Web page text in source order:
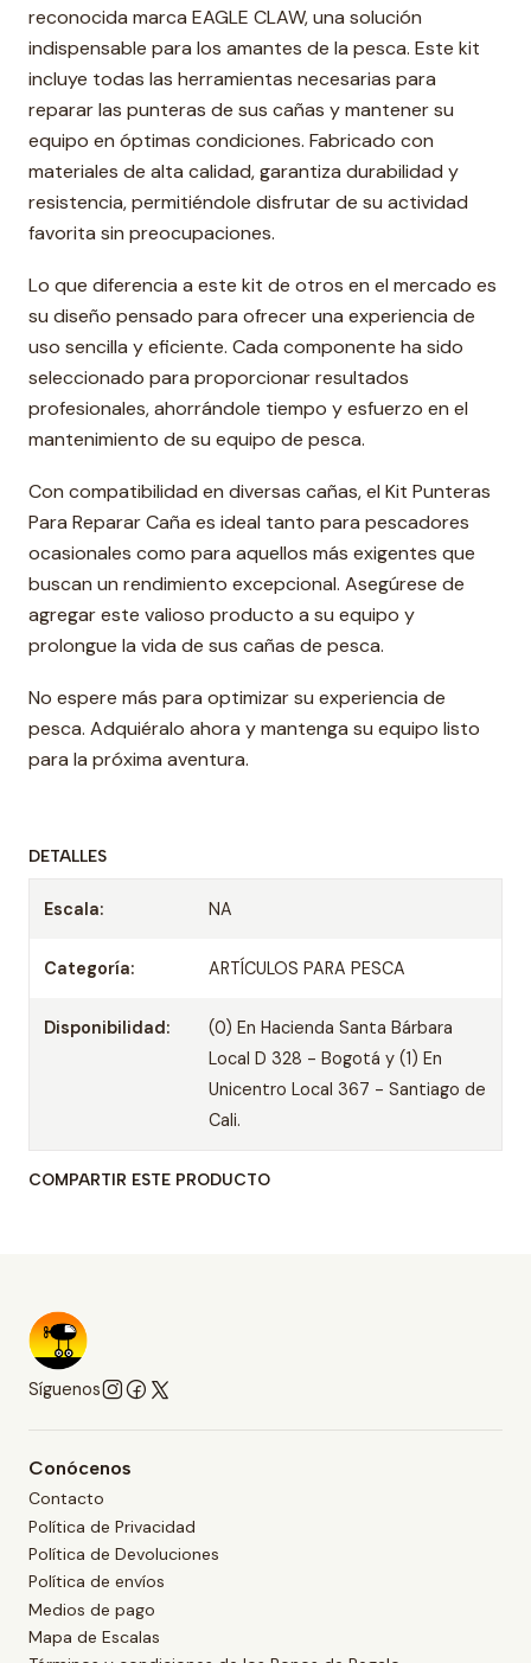
reconocida marca EAGLE CLAW, una solución
indispensable para los amantes de la pesca. Este kit
incluye todas las herramientas necesarias para
reparar las punteras de sus cañas y mantener su
equipo en óptimas condiciones. Fabricado con
materiales de alta calidad, garantiza durabilidad y
resistencia, permitiéndole disfrutar de su actividad
favorita sin preocupaciones.
Lo que diferencia a este kit de otros en el mercado es
su diseño pensado para ofrecer una experiencia de
uso sencilla y eficiente. Cada componente ha sido
seleccionado para proporcionar resultados
profesionales, ahorrándole tiempo y esfuerzo en el
mantenimiento de su equipo de pesca.
Con compatibilidad en diversas cañas, el Kit Punteras
Para Reparar Caña es ideal tanto para pescadores
ocasionales como para aquellos más exigentes que
buscan un rendimiento excepcional. Asegúrese de
agregar este valioso producto a su equipo y
prolongue la vida de sus cañas de pesca.
No espere más para optimizar su experiencia de
pesca. Adquiéralo ahora y mantenga su equipo listo
para la próxima aventura.
DETALLES
Escala: NA
Categoría: ARTÍCULOS PARA PESCA
Disponibilidad:
(0) En Hacienda Santa Bárbara
Local D 328 - Bogotá y (1) En
Unicentro Local 367 - Santiago de
Cali.
COMPARTIR ESTE PRODUCTO
Síguenos
Conócenos
Contacto
Política de Privacidad
Política de Devoluciones
Política de envíos
Medios de pago
Mapa de Escalas